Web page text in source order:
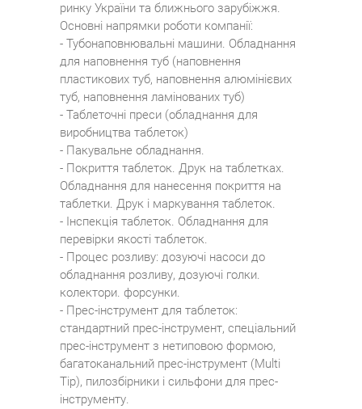
ринку України та ближнього зарубіжжя.
Основні напрямки роботи компанії:
- Тубонаповнювальні машини. Обладнання
для наповнення туб (наповнення
пластикових туб, наповнення алюмінієвих
туб, наповнення ламінованих туб)
- Таблеточні преси (обладнання для
виробництва таблеток)
- Пакувальне обладнання.
- Покриття таблеток. Друк на таблетках.
Обладнання для нанесення покриття на
таблетки. Друк і маркування таблеток.
- Інспекція таблеток. Обладнання для
перевірки якості таблеток.
- Процес розливу: дозуючі насоси до
обладнання розливу, дозуючі голки.
колектори. форсунки.
- Прес-інструмент для таблеток:
стандартний прес-інструмент, спеціальний
прес-інструмент з нетиповою формою,
багатоканальний прес-інструмент (Multi
Tip), пилозбірники і сильфони для прес-
інструменту.